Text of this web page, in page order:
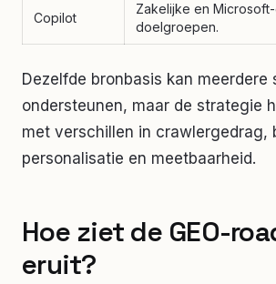
Copilot
Zakelijke en
doelgroepen.
Dezelfde bronbasis kan meerdere
ondersteunen, maar de strategie
met verschillen in crawlergedrag,
personalisatie en meetbaarheid.
Hoe ziet de GEO-
eruit?